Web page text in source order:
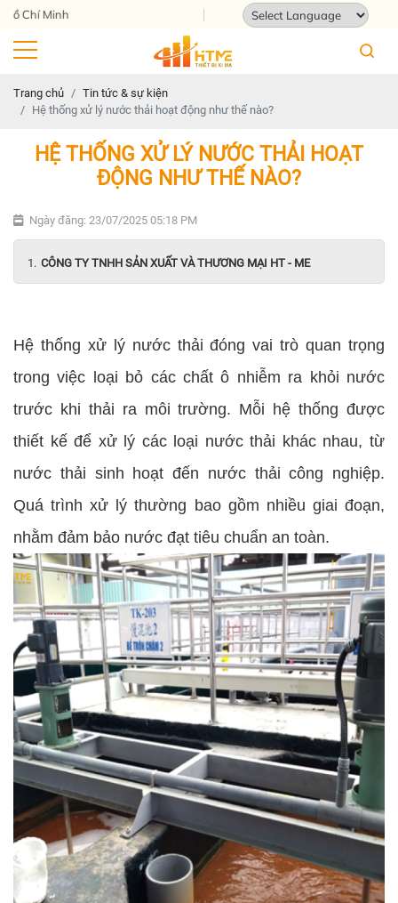
Địa chỉ: 124 Tam Châu, Tam Bình, Thành
Trang chủ
Tin tức & sự kiện
Hệ thống xử lý nước thải hoạt động như thế nào?
HỆ THỐNG XỬ LÝ NƯỚC THẢI HOẠT
ĐỘNG NHƯ THẾ NÀO?
Ngày đăng: 23/07/2025 05:18 PM
CÔNG TY TNHH SẢN XUẤT VÀ THƯƠNG MẠI HT - ME
Hệ thống xử lý nước thải đóng vai trò quan trọng
trong việc loại bỏ các chất ô nhiễm ra khỏi nước
trước khi thải ra môi trường. Mỗi hệ thống được
thiết kế để xử lý các loại nước thải khác nhau, từ
nước thải sinh hoạt đến nước thải công nghiệp.
Quá trình xử lý thường bao gồm nhiều giai đoạn,
nhằm đảm bảo nước đạt tiêu chuẩn an toàn.